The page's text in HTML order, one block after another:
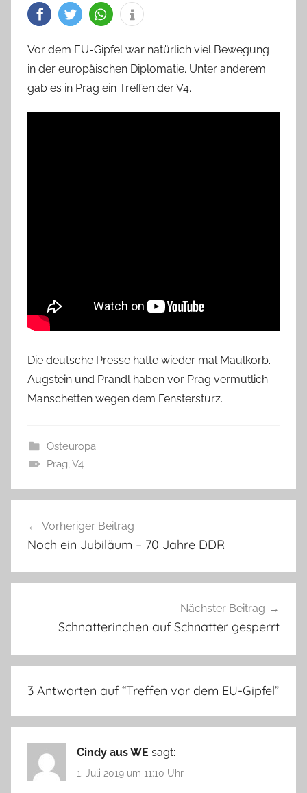
Vor dem EU-Gipfel war natürlich viel Bewegung
in der europäischen Diplomatie. Unter anderem
gab es in Prag ein Treffen der V4.
Die deutsche Presse hatte wieder mal Maulkorb.
Augstein und Prandl haben vor Prag vermutlich
Manschetten wegen dem Fenstersturz.
Osteuropa
Prag,V4
Vorheriger Beitrag
Noch ein Jubiläum – 70 Jahre DDR
Nächster Beitrag
Schnatterinchen auf Schnatter gesperrt
3 Antworten auf “Treffen vor dem EU-Gipfel”
Cindy aus WE sagt:
1. Juli 2019 um 11:10 Uhr